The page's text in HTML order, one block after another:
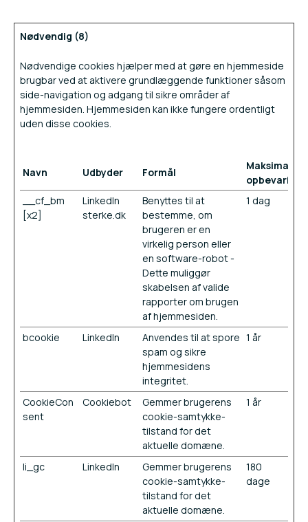
Nødvendig (8)
Nødvendige cookies hjælper med at gøre en hjemmeside
brugbar ved at aktivere grundlæggende funktioner såsom
side-navigation og adgang til sikre områder af
hjemmesiden. Hjemmesiden kan ikke fungere ordentligt
uden disse cookies.
Navn Udbyder Formål
Maksimal
__cf_bm
[x2]
LinkedIn
sterke.dk
Benyttes til at
bestemme, om
brugeren er en
virkelig person eller
en software-robot -
Dette muliggør
skabelsen af valide
rapporter om brugen
af hjemmesiden.
1 dag
bcookie LinkedIn
Anvendes til at spore
spam og sikre
hjemmesidens
integritet.
1 år
CookieCon
sent
Cookiebot
Gemmer brugerens
cookie-samtykke-
tilstand for det
aktuelle domæne.
1 år
li_gc LinkedIn
Gemmer brugerens
cookie-samtykke-
tilstand for det
aktuelle domæne.
180
dage